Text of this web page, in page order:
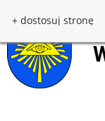
+ dostosuj stronę